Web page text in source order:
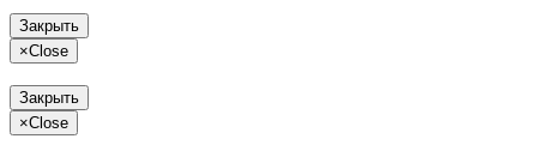
Закрыть
×Close
Закрыть
×Close